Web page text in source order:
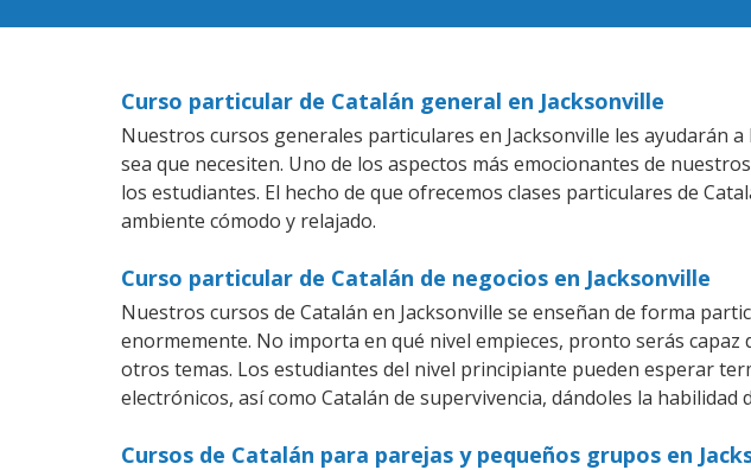
Curso particular de Catalán general en Jacksonville
Nuestros cursos generales particulares en Jacksonville les ayudarán
sea que necesiten. Uno de los aspectos más emocionantes de
los estudiantes. El hecho de que ofrecemos clases particulares de
ambiente cómodo y relajado.
Curso particular de Catalán de negocios en Jacksonville
Nuestros cursos de Catalán en Jacksonville se enseñan de forma
enormemente. No importa en qué nivel empieces, pronto serás
otros temas. Los estudiantes del nivel principiante pueden esperar
electrónicos, así como Catalán de supervivencia, dándoles la
Cursos de Catalán para parejas y pequeños grupos en